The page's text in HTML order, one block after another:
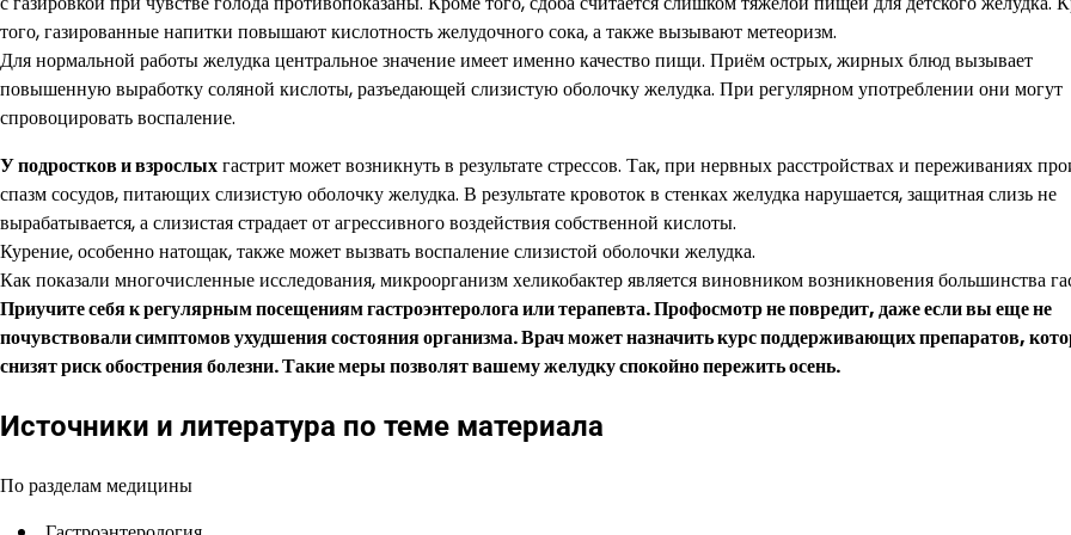
того, газированные напитки повышают кислотность желудочного сока, а также вызывают метеоризм.
Для нормальной работы желудка центральное значение имеет именно качество пищи. Приём острых, жирных блюд вызывает
повышенную выработку соляной кислоты, разъедающей слизистую оболочку желудка. При регулярном употреблении они могут
спровоцировать воспаление.
У подростков и взрослыхгастрит может возникнуть в результате стрессов. Так, при нервных расстройствах и переживаниях
спазм сосудов, питающих слизистую оболочку желудка. В результате кровоток в стенках желудка нарушается, защитная слизь не
вырабатывается, а слизистая страдает от агрессивного воздействия собственной кислоты.
Курение, особенно натощак, также может вызвать воспаление слизистой оболочки желудка.
Как показали многочисленные исследования, микроорганизм хеликобактер является виновником возникновения большинства
Приучите себя к регулярным посещениям гастроэнтеролога или терапевта. Профосмотр не повредит, даже если вы еще не
почувствовали симптомов ухудшения состояния организма. Врач может назначить курс поддерживающих препаратов,
снизят риск обострения болезни. Такие меры позволят вашему желудку спокойно пережить осень.
Источники и литература по теме материала
По разделам медицины